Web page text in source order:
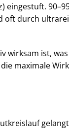
eingestuft.
oft durch
wirksam ist,
maximale